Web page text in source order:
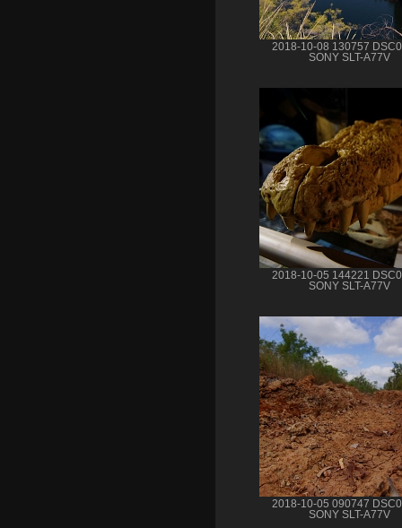
2018-10-08 130757
SONY SLT-A77V
2018-10-05 144221
SONY SLT-A77V
2018-10-05 090747
SONY SLT-A77V